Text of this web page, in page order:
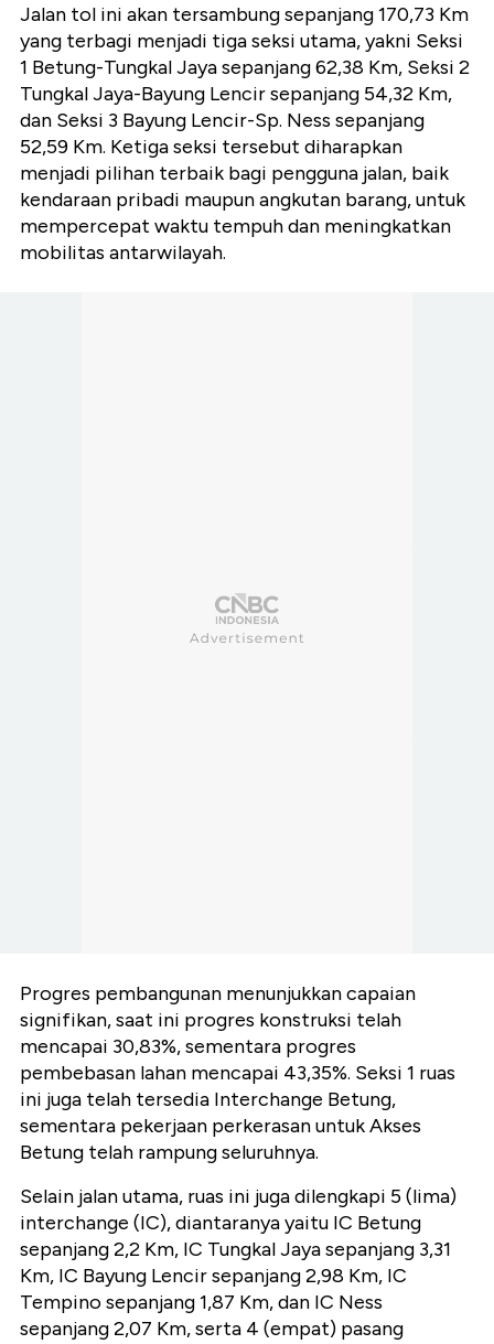
Jalan tol ini akan tersambung sepanjang 170,73 Km
yang terbagi menjadi tiga seksi utama, yakni Seksi
1 Betung-Tungkal Jaya sepanjang 62,38 Km, Seksi 2
Tungkal Jaya-Bayung Lencir sepanjang 54,32 Km,
dan Seksi 3 Bayung Lencir-Sp. Ness sepanjang
52,59 Km. Ketiga seksi tersebut diharapkan
menjadi pilihan terbaik bagi pengguna jalan, baik
kendaraan pribadi maupun angkutan barang, untuk
mempercepat waktu tempuh dan meningkatkan
mobilitas antarwilayah.
Progres pembangunan menunjukkan capaian
signifikan, saat ini progres konstruksi telah
mencapai 30,83%, sementara progres
pembebasan lahan mencapai 43,35%. Seksi 1 ruas
ini juga telah tersedia Interchange Betung,
sementara pekerjaan perkerasan untuk Akses
Betung telah rampung seluruhnya.
Selain jalan utama, ruas ini juga dilengkapi 5 (lima)
interchange (IC), diantaranya yaitu IC Betung
sepanjang 2,2 Km, IC Tungkal Jaya sepanjang 3,31
Km, IC Bayung Lencir sepanjang 2,98 Km, IC
Tempino sepanjang 1,87 Km, dan IC Ness
sepanjang 2,07 Km, serta 4 (empat) pasang